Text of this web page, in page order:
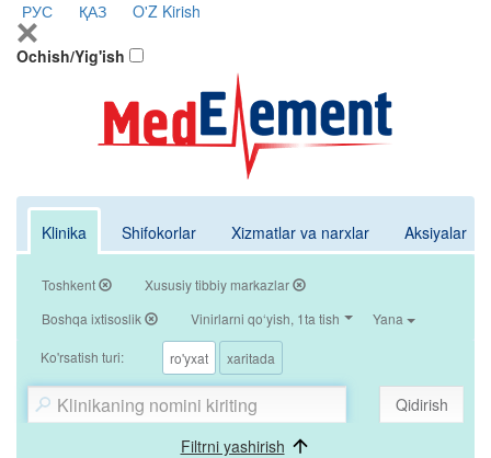
РУС ҚАЗ O'Z Kirish
Ochish/Yig'ish
Klinika Shifokorlar Xizmatlar va narxlar Aksiyalar
Toshkent
Xususiy tibbiy markazlar
Boshqa ixtisoslik
Vinirlarni qo‘yish, 1ta tish Yana
Ko'rsatish turi: ro'yxat xaritada
Qidirish
Filtrni yashirish